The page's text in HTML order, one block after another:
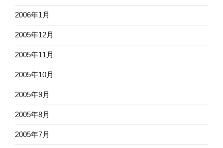
2006年1月
2005年12月
2005年11月
2005年10月
2005年9月
2005年8月
2005年7月